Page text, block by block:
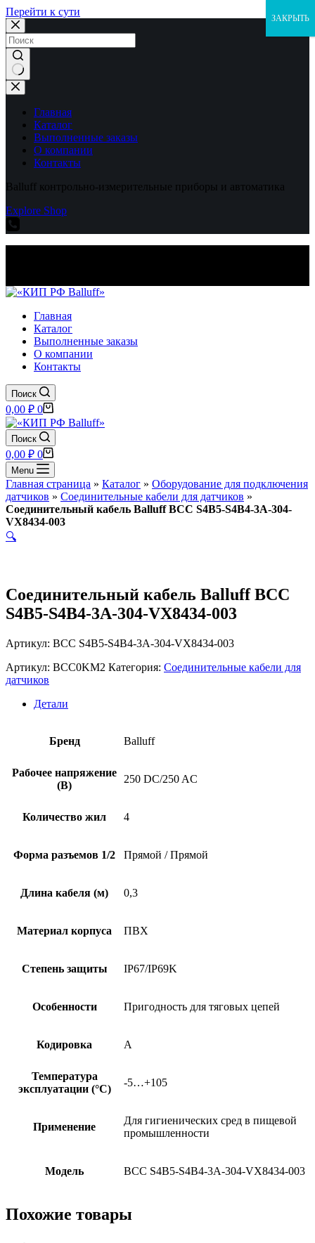
Перейти к сути
Ничего
не
найденоГлавная
Каталог
Выполненные заказы
О компании
Контакты
Balluff контрольно-измерительные приборы и автоматика
Explore Shop
Главная
Каталог
Выполненные заказы
О компании
Контакты
Поиск
Корзина
0,00 ₽ 0
Поиск
Корзина
0,00 ₽ 0
Menu
Главная страница » Каталог » Оборудование для подключения
датчиков » Соединительные кабели для датчиков »
Соединительный кабель Balluff BCC S4B5-S4B4-3A-304-
VX8434-003
🔍
Соединительный кабель Balluff BCC
S4B5-S4B4-3A-304-VX8434-003
Артикул: BCC S4B5-S4B4-3A-304-VX8434-003
Артикул: BCC0KM2 Категория: Соединительные кабели для
датчиков
Детали
Бренд Balluff
Рабочее напряжение
(В)
250 DC/250 AC
Количество жил 4
Форма разъемов 1/2 Прямой / Прямой
Длина кабеля (м) 0,3
Материал корпуса ПВХ
Степень защиты IP67/IP69K
Особенности Пригодность для тяговых цепей
Кодировка A
Температура
эксплуатации (°C)
-5…+105
Применение
Для гигиенических сред в пищевой
промышленности
Модель BCC S4B5-S4B4-3A-304-VX8434-003
Похожие товары
ЗАКРЫТЬ